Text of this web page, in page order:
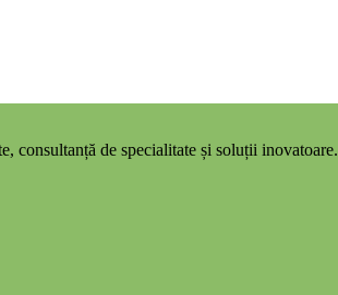
consultanță de specialitate și soluții inovatoare.